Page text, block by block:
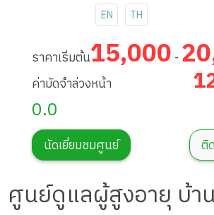
EN TH
ราคาเริ่มต้น15,000 -
ค่ามัดจำล่วงหน้า
0.0
นัดเยี่ยมชมศูนย์ ติ
ศูนย์ดูแลผู้สูงอายุ บ้า